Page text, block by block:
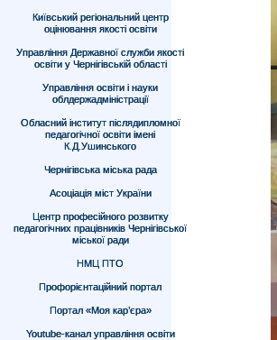
Київський регіональний центр
оцінювання якості освіти
Управління Державної служби якості
освіти у Чернігівській області
Управління освіти і науки
облдержадміністрації
Обласний інститут післядипломної
педагогічної освіти імені
К.Д.Ушинського
Чернігівська міська рада
Асоціація міст України
Центр професійного розвитку
педагогічних працівників Чернігівської
міської ради
НМЦ ПТО
Профорієнтаційний портал
Портал «Моя кар’єра»
Youtube-канал управління освіти